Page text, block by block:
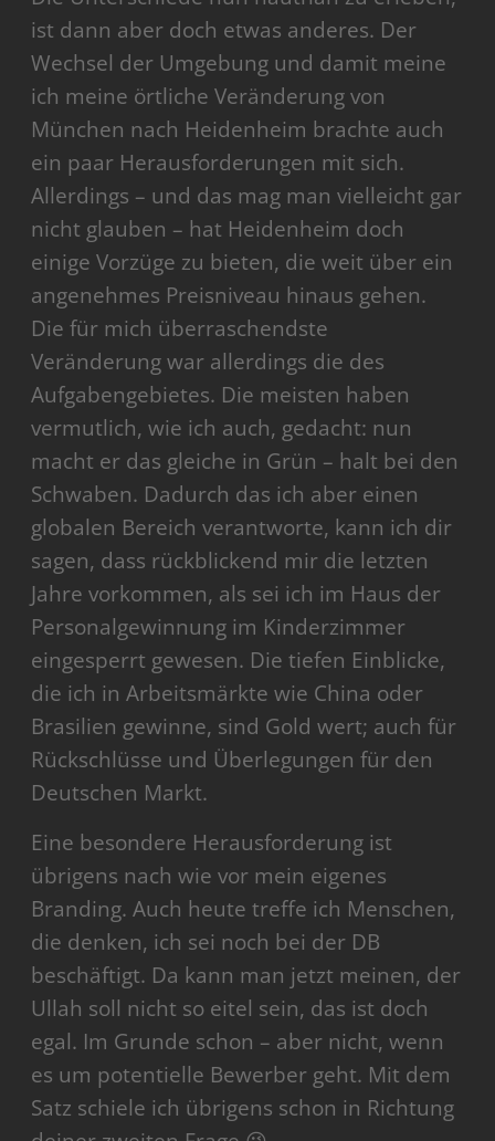
ist dann aber doch etwas anderes. Der
Wechsel der Umgebung und damit meine
ich meine örtliche Veränderung von
München nach Heidenheim brachte auch
ein paar Herausforderungen mit sich.
Allerdings – und das mag man vielleicht gar
nicht glauben – hat Heidenheim doch
einige Vorzüge zu bieten, die weit über ein
angenehmes Preisniveau hinaus gehen.
Die für mich überraschendste
Veränderung war allerdings die des
Aufgabengebietes. Die meisten haben
vermutlich, wie ich auch, gedacht: nun
macht er das gleiche in Grün – halt bei den
Schwaben. Dadurch das ich aber einen
globalen Bereich verantworte, kann ich dir
sagen, dass rückblickend mir die letzten
Jahre vorkommen, als sei ich im Haus der
Personalgewinnung im Kinderzimmer
eingesperrt gewesen. Die tiefen Einblicke,
die ich in Arbeitsmärkte wie China oder
Brasilien gewinne, sind Gold wert; auch für
Rückschlüsse und Überlegungen für den
Deutschen Markt.
Eine besondere Herausforderung ist
übrigens nach wie vor mein eigenes
Branding. Auch heute treffe ich Menschen,
die denken, ich sei noch bei der DB
beschäftigt. Da kann man jetzt meinen, der
Ullah soll nicht so eitel sein, das ist doch
egal. Im Grunde schon – aber nicht, wenn
es um potentielle Bewerber geht. Mit dem
Satz schiele ich übrigens schon in Richtung